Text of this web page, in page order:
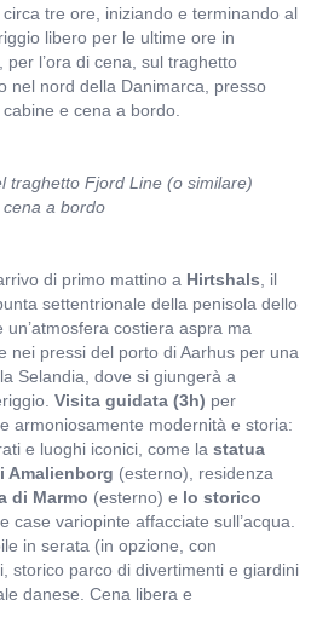
tre ore, iniziando e terminando al
libero per le ultime ore in
l’ora di cena, sul traghetto
nel nord della Danimarca, presso
e cena a bordo.
traghetto Fjord Line (o similare)
a bordo
di primo mattino a Hirtshals , il
settentrionale della penisola dello
costiera aspra ma
nei pressi del porto di Aarhus per una
Selandia, dove si giungerà a
Visita guidata (3h) per
armoniosamente modernità e storia:
e luoghi iconici, come la statua
Amalienborg (esterno), residenza
di Marmo (esterno) e lo storico
case variopinte affacciate sull’acqua.
in serata (in opzione, con
storico parco di divertimenti e giardini
danese. Cena libera e